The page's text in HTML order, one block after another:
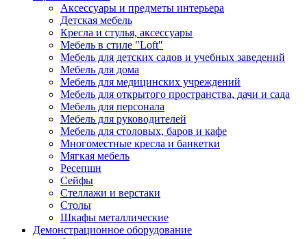
Аксессуары и предметы интерьера
Детская мебель
Кресла и стулья, аксессуары
Мебель в стиле "Loft"
Мебель для детских садов и учебных заведений
Мебель для дома
Мебель для медицинских учреждений
Мебель для открытого пространства, дачи и сада
Мебель для персонала
Мебель для руководителей
Мебель для столовых, баров и кафе
Многоместные кресла и банкетки
Мягкая мебель
Ресепшн
Сейфы
Стеллажи и верстаки
Столы
Шкафы металлические
Демонстрационное оборудование